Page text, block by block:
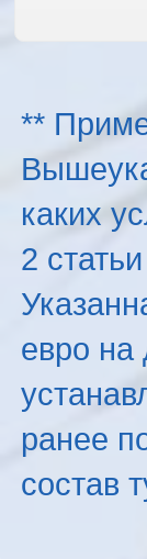
**
каких
2
евро на
ранее
состав